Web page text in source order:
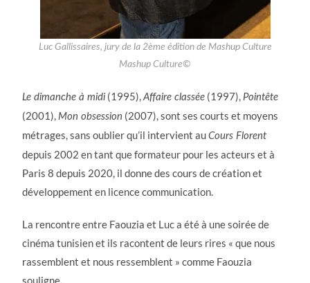
Luc Gallissaires, jury de la 2ème édition de Mashup Culture
Mashup Culture©
Le dimanche à midi (1995),Affaire classée (1997), Pointête
(2001), Mon obsession (2007), sont ses courts et moyens
métrages, sans oublier qu’il intervient auCours Florent
depuis 2002 en tant que formateur pour les acteurs et à
Paris 8 depuis 2020, il donne des cours de création et
développement en licence communication.
La rencontre entre Faouzia et Luc a été à une soirée de
cinéma tunisien et ils racontent de leurs rires « que nous
rassemblent et nous ressemblent » comme Faouzia
souligne.